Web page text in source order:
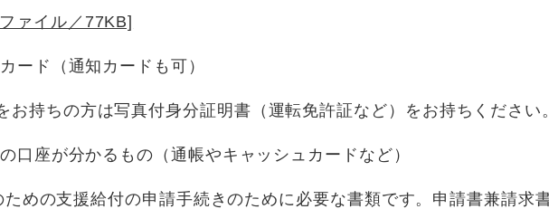
ァイル／77KB]
ド（通知カードも可）
ちの方は写真付身分証明書（運転免許証など）をお持ちください
座が分かるもの（通帳やキャッシュカードなど）
めの支援給付の申請手続きのために必要な書類です。申請書兼請求